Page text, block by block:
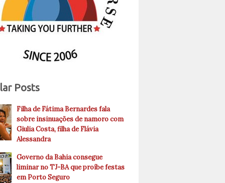
Posts
Filha de Fátima Bernardes fala
sobre insinuações de namoro com
Giulia Costa, filha de Flávia
Alessandra
Governo da Bahia consegue
liminar no TJ-BA que proíbe festas
em Porto Seguro